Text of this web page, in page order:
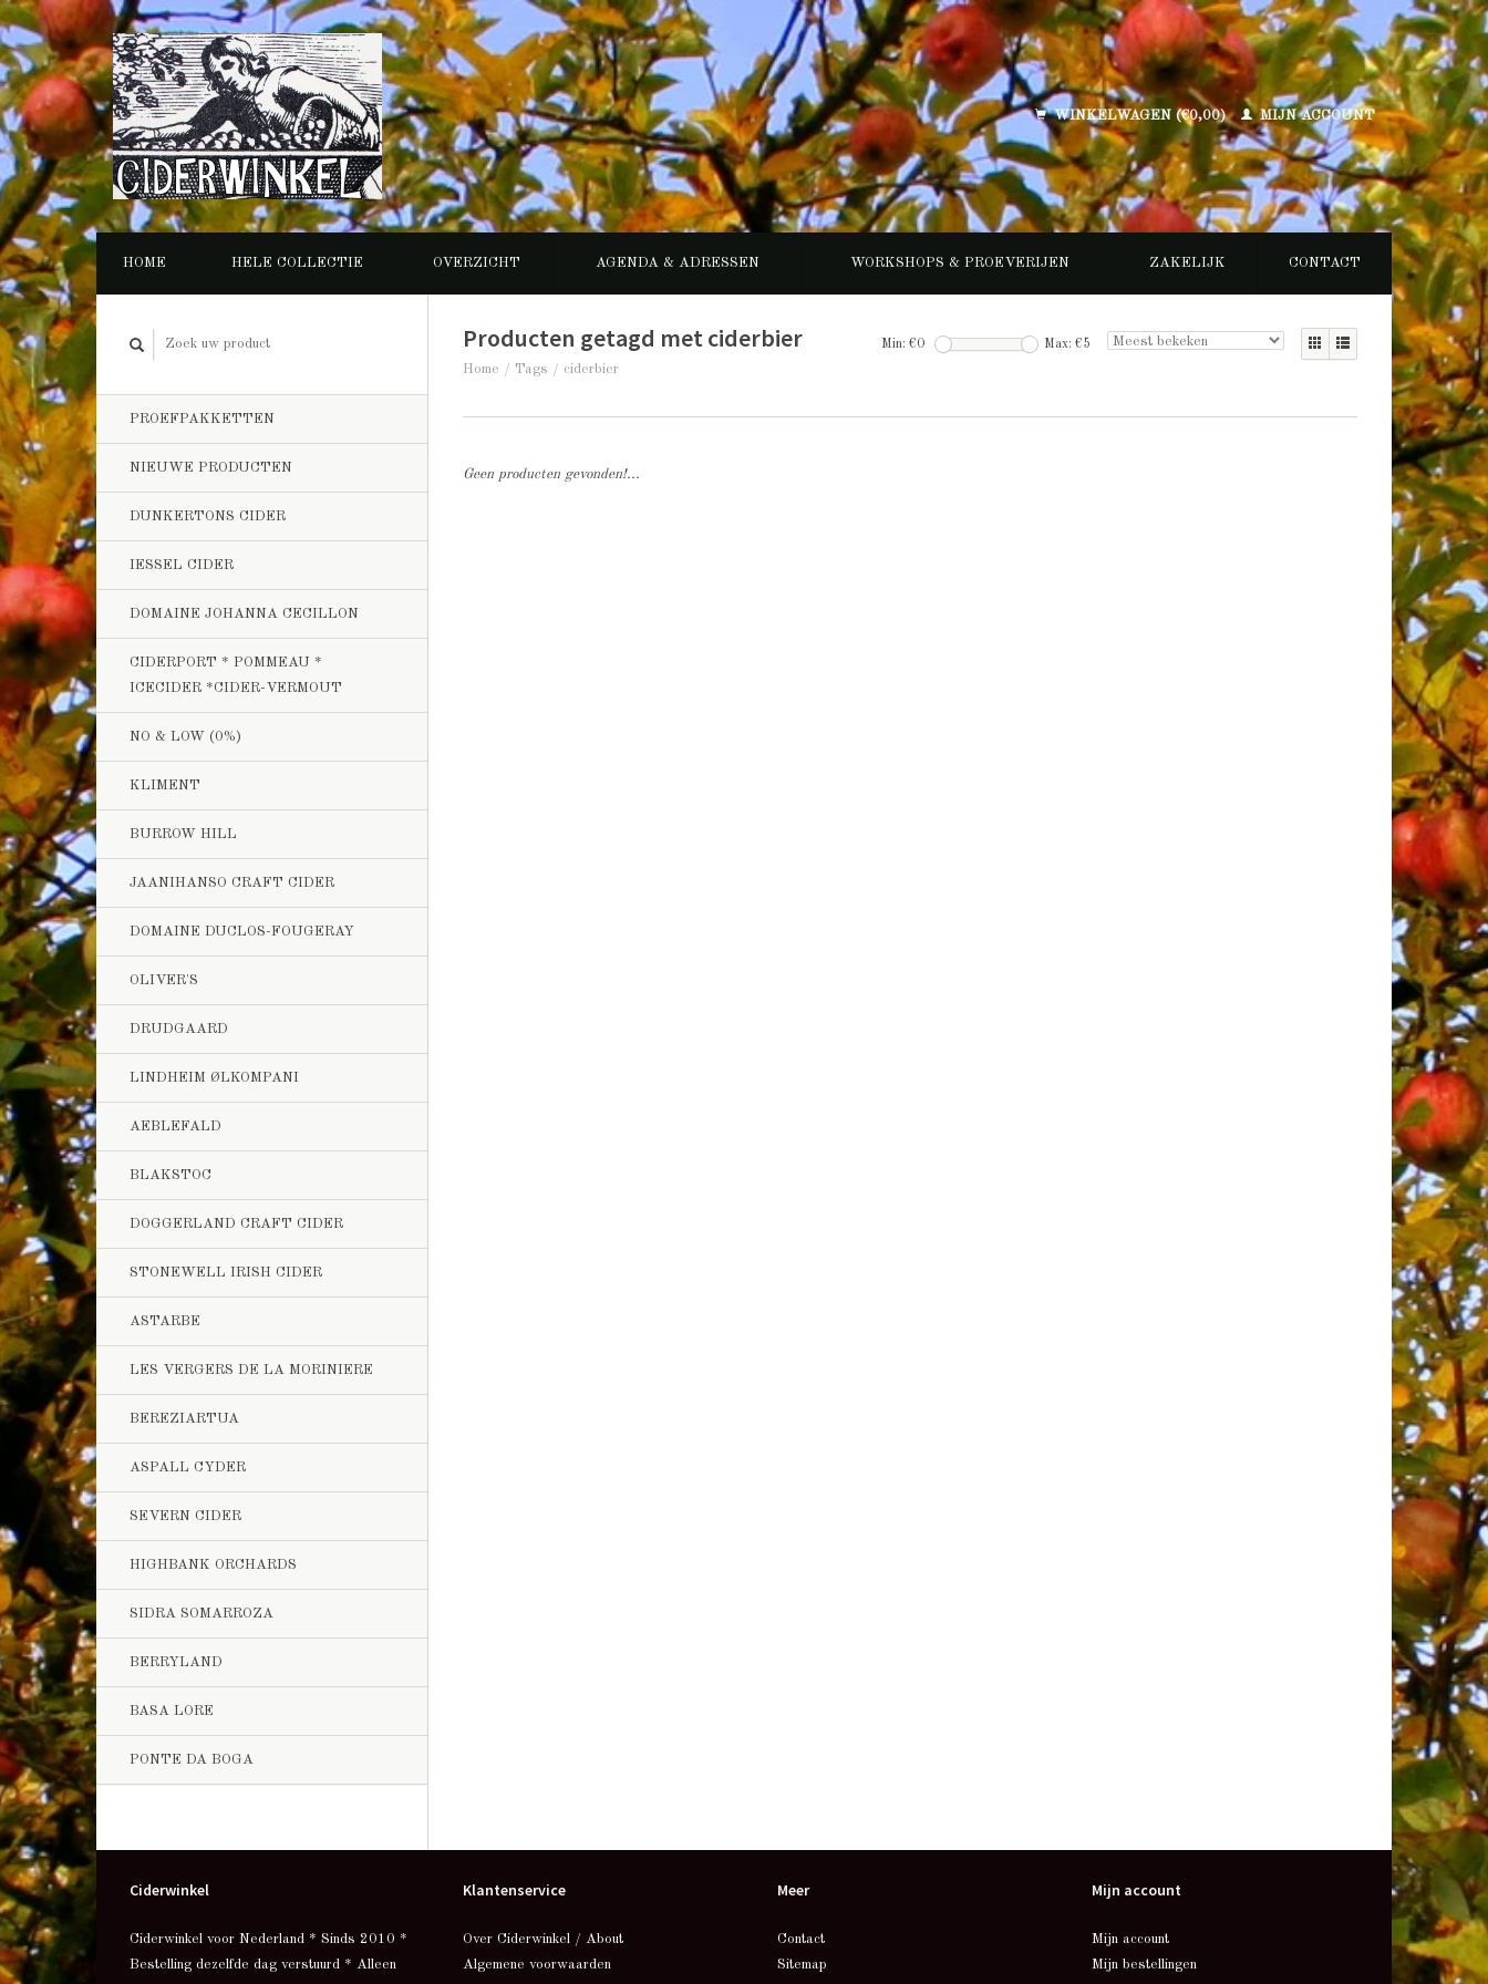
WINKELWAGEN (€0,00) MIJN ACCOUNT
HOME HELE COLLECTIE OVERZICHT AGENDA & ADRESSEN WORKSHOPS & PROEVERIJEN ZAKELIJK CONTACT
PROEFPAKKETTEN
NIEUWE PRODUCTEN
DUNKERTONS CIDER
IESSEL CIDER
DOMAINE JOHANNA CECILLON
CIDERPORT * POMMEAU *
ICECIDER *CIDER-VERMOUT
NO & LOW (0%)
KLIMENT
BURROW HILL
JAANIHANSO CRAFT CIDER
DOMAINE DUCLOS-FOUGERAY
OLIVER'S
DRUDGAARD
LINDHEIM ØLKOMPANI
AEBLEFALD
BLAKSTOC
DOGGERLAND CRAFT CIDER
STONEWELL IRISH CIDER
ASTARBE
LES VERGERS DE LA MORINIERE
BEREZIARTUA
ASPALL CYDER
SEVERN CIDER
HIGHBANK ORCHARDS
SIDRA SOMARROZA
BERRYLAND
BASA LORE
PONTE DA BOGA
Producten getagd met ciderbier
Home / Tags / ciderbier
Min: €0 Max: €5
Geen producten gevonden!...
Ciderwinkel
Ciderwinkel voor Nederland * Sinds 2010 *
Bestelling dezelfde dag verstuurd * Alleen
Klantenservice
Over Ciderwinkel / About
Algemene voorwaarden
Meer
Contact
Sitemap
Mijn account
Mijn account
Mijn bestellingen